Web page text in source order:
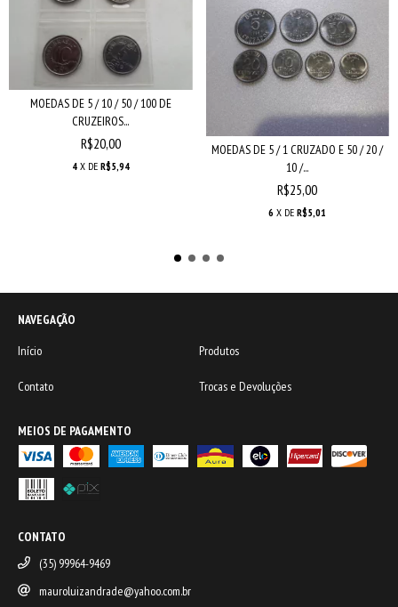
MOEDAS DE 5 / 10 / 50 / 100 DE
CRUZEIROS...
R$20,00
4 X DE R$5,94
MOEDAS DE 5 / 1 CRUZADO E 50 / 20 /
10 /...
R$25,00
6 X DER$5,01
NAVEGAÇÃO
Início
Produtos
Contato Trocas e Devoluções
MEIOS DE PAGAMENTO
CONTATO
(35) 99964-9469
mauroluizandrade@yahoo.com.br